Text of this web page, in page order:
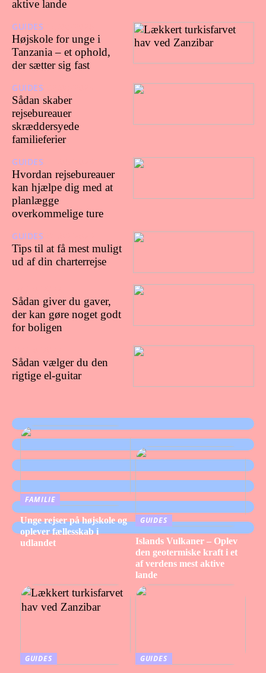
aktive lande
GUIDES
Højskole for unge i
Tanzania – et ophold,
der sætter sig fast
GUIDES
Sådan skaber
rejsebureauer
skræddersyede
familieferier
GUIDES
Hvordan rejsebureauer
kan hjælpe dig med at
planlægge
overkommelige ture
GUIDES
Tips til at få mest muligt
ud af din charterrejse
Sådan giver du gaver,
der kan gøre noget godt
for boligen
Sådan vælger du den
rigtige el-guitar
FAMILIE
Unge rejser på højskole og
oplever fællesskab i
udlandet
GUIDES
Islands Vulkaner – Oplev
den geotermiske kraft i et
af verdens mest aktive
lande
GUIDES GUIDES